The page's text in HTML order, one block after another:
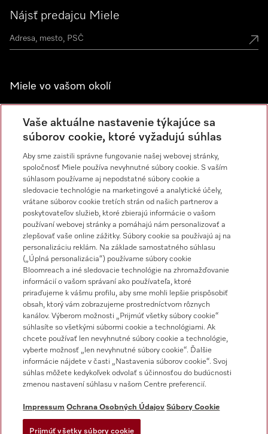
Nájsť predajcu Miele
Miele vo vašom okolí
Newsletter
Impressum
Obchodné podmienky
Ochrana osobných údajov
Dodacie podmienky
Miele na Instagrame
Miele na YouTube
Vaše aktuálne nastavenie týkajúce sa
súborov cookie, ktoré vyžadujú súhlas
Aby sme zaistili správne fungovanie našej webovej stránky,
spoločnosť Miele používa nevyhnutné súbory cookie. S vaším
súhlasom používame aj nepodstatné súbory cookie a
sledovacie technológie na marketingové a analytické účely,
vrátane súborov cookie tretích strán od našich partnerov a
poskytovateľov služieb, ktoré zbierajú informácie o vašom
používaní webovej stránky a pomáhajú nám personalizovať a
zlepšovať vaše online zážitky. Súbory cookie sa používajú aj na
personalizáciu reklám. Na základe samostatného súhlasu
(„Úplná personalizácia“) používame súbory cookie
Bloomreach a iné sledovacie technológie na zhromažďovanie
informácií o vašom správaní ako používateľa, ktoré
priraďujeme k vášmu profilu, aby sme mohli lepšie prispôsobiť
obsah, ktorý vám zobrazujeme prostredníctvom rôznych
kanálov. Výberom možnosti „Prijmúť všetky súbory cookie“
súhlasíte so všetkými súbormi cookie a technológiami. Ak
chcete používať len nevyhnutné súbory cookie a technológie,
vyberte možnosť „len nevyhnutné súbory cookie“. Ďalšie
informácie nájdete v časti „Nastavenia súborov cookie“. Svoj
súhlas môžete kedykoľvek odvolať s účinnosťou do budúcnosti
zmenou nastavení súhlasu v našom Centre preferencií.
Impressum Ochrana Osobných Údajov Súbory Cookie
Prijmúť všetky súbory cookie